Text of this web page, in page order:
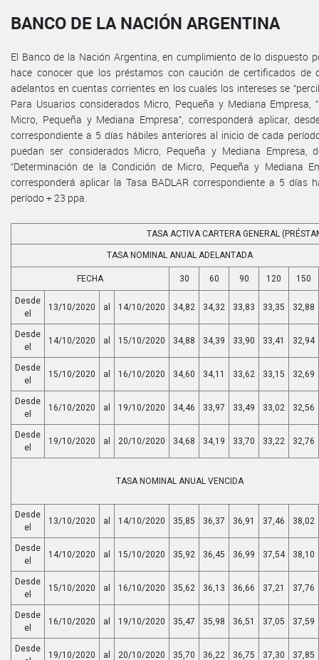
BANCO DE LA NACIÓN ARGENTINA
El Banco de la Nación Argentina, en cumplimiento de lo dispuesto
hace conocer que los préstamos con caución de certificados
adelantos en cuentas corrientes en los cuales los intereses se
Para Usuarios considerados Micro, Pequeña y Mediana Empresa,
Micro, Pequeña y Mediana Empresa”, corresponderá aplicar,
correspondiente a 5 días hábiles anteriores al inicio de cada
puedan ser considerados Micro, Pequeña y Mediana
“Determinación de la Condición de Micro, Pequeña y Mediana
corresponderá aplicar la Tasa BADLAR correspondiente a 5 días
período + 23 ppa.
TASA ACTIVA CARTERA GENERAL
TASA NOMINAL ANUAL ADELANTADA
FECHA 30 60 90 120 150
Desde
el
13/10/2020 al 14/10/2020 34,82 34,32 33,83 33,35 32,88
Desde
el
14/10/2020 al 15/10/2020 34,88 34,39 33,90 33,41 32,94
Desde
el
15/10/2020 al 16/10/2020 34,60 34,11 33,62 33,15 32,69
Desde
el
16/10/2020 al 19/10/2020 34,46 33,97 33,49 33,02 32,56
Desde
el
19/10/2020 al 20/10/2020 34,68 34,19 33,70 33,22 32,76
TASA NOMINAL ANUAL VENCIDA
Desde
el
13/10/2020 al 14/10/2020 35,85 36,37 36,91 37,46 38,02
Desde
el
14/10/2020 al 15/10/2020 35,92 36,45 36,99 37,54 38,10
Desde
el
15/10/2020 al 16/10/2020 35,62 36,13 36,66 37,21 37,76
Desde
el
16/10/2020 al 19/10/2020 35,47 35,98 36,51 37,05 37,59
Desde
19/10/2020 al 20/10/2020 35,70 36,22 36,75 37,30 37,85